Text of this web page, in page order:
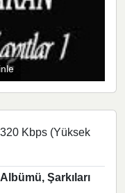
320 Kbps (Yüksek
Albümü, Şarkıları